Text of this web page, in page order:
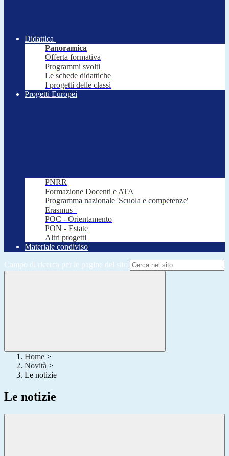
Didattica
Panoramica
Offerta formativa
Programmi svolti
Le schede didattiche
I progetti delle classi
Progetti Europei
PNRR
Formazione Docenti e ATA
Programma nazionale 'Scuola e competenze'
Erasmus+
POC - Orientamento
PON - Estate
Altri progetti
Materiale condiviso
Campo di ricerca per le pagine del sito
Home >
Novità >
Le notizie
Le notizie